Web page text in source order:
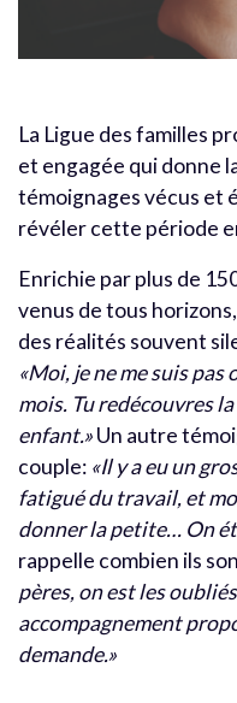
La Ligue des familles
et engagée qui donne
témoignages vécus et
révéler cette période
Enrichie par plus de
venus de tous
des réalités souvent
«Moi, je ne me suis
mois. Tu redécouvres
enfant.»Un autre
couple: «Il y a eu un
fatigué du travail, et
donner la petite… On
rappelle combien ils
pères, on est les
accompagnement
demande.»